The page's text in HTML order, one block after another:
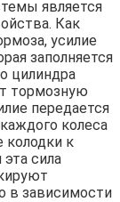
является
Как
усилие
заполняется
цилиндра
тормозную
передается
колеса
к
сила
в зависимости